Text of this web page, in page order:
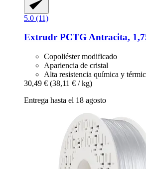
5.0 (11)
Extrudr PCTG Antracita,
Copoliéster modificado
Apariencia de cristal
Alta resistencia química y
30,49 € (38,11 € / kg)
Entrega hasta el 18 agosto